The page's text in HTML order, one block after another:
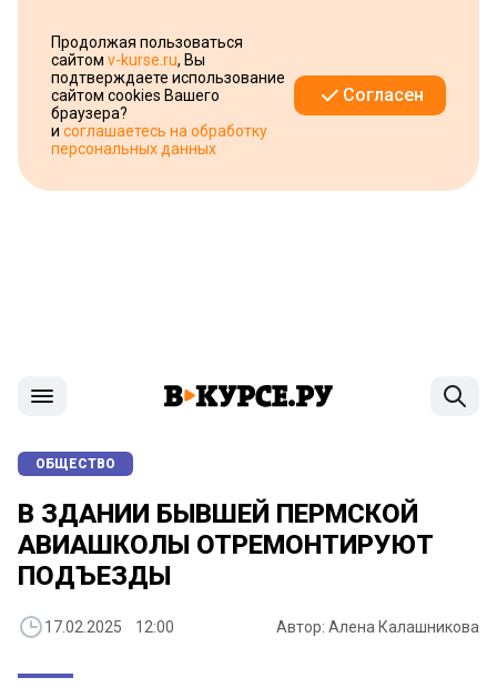
Продолжая пользоваться
сайтом v-kurse.ru, Вы
подтверждаете использование
сайтом cookies Вашего
браузера?
и соглашаетесь на обработку
персональных данных
Согласен
ОБЩЕСТВО
В ЗДАНИИ БЫВШЕЙ ПЕРМСКОЙ
АВИАШКОЛЫ ОТРЕМОНТИРУЮТ
ПОДЪЕЗДЫ
17.02.2025 12:00 Автор: Алена Калашникова